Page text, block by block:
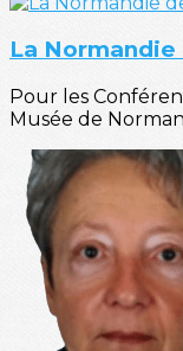
La Normandie
Pour les
Musée de